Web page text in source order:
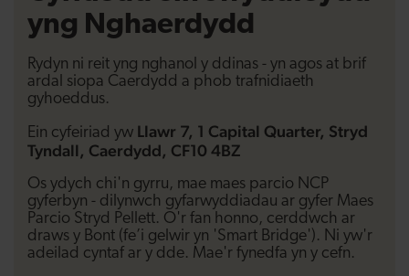
yng Nghaerdydd
Rydyn ni reit yng nghanol y ddinas - yn agos at brif
ardal siopa Caerdydd a phob trafnidiaeth
gyhoeddus.
Ein cyfeiriad yw Llawr 7, 1 Capital Quarter, Stryd
Tyndall, Caerdydd, CF10 4BZ
Os ydych chi'n gyrru, mae maes parcio NCP
gyferbyn - dilynwch gyfarwyddiadau ar gyfer Maes
Parcio Stryd Pellett. O'r fan honno, cerddwch ar
draws y Bont (fe’i gelwir yn 'Smart Bridge'). Ni yw'r
adeilad cyntaf ar y dde. Mae'r fynedfa yn y cefn.